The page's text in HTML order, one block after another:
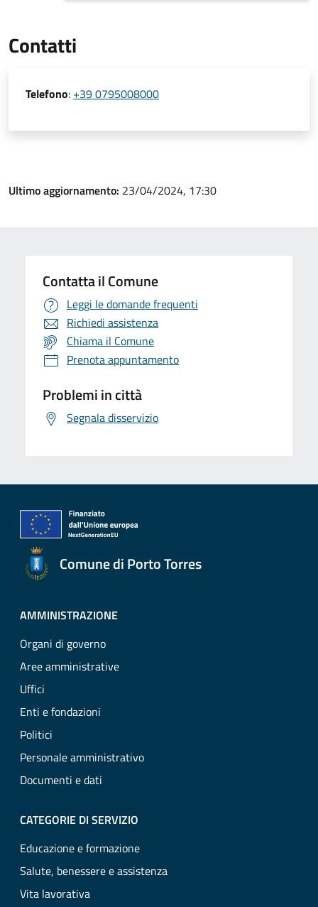
Contatti
Telefono: +39 0795008000
Ultimo aggiornamento: 23/04/2024, 17:30
Contatta il Comune
Leggi le domande frequenti
Richiedi assistenza
Chiama il Comune
Prenota appuntamento
Problemi in città
Segnala disservizio
Comune di Porto Torres
AMMINISTRAZIONE
Organi di governo
Aree amministrative
Uffici
Enti e fondazioni
Politici
Personale amministrativo
Documenti e dati
CATEGORIE DI SERVIZIO
Educazione e formazione
Salute, benessere e assistenza
Vita lavorativa